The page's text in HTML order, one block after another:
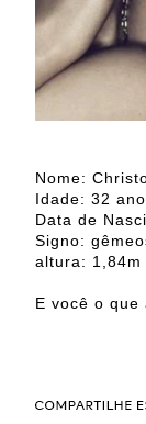
Nome:
Idade: 32
Data de
Signo:
altura: 1,84m
E você o que